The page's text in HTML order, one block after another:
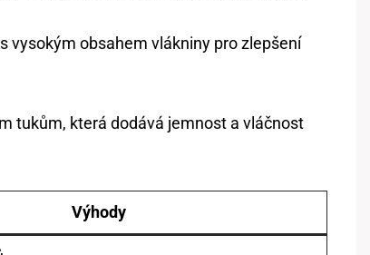
vysokým obsahem vlákniny pro zlepšení
tukům, která dodává jemnost a vláčnost
Výhody